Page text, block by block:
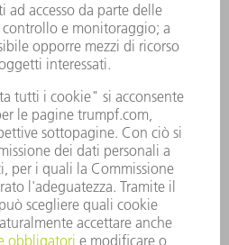
formatura
lavora tagli obliqui fino
di lavorazione a valle,
dei bordi di
progettuali e consente
innovative.